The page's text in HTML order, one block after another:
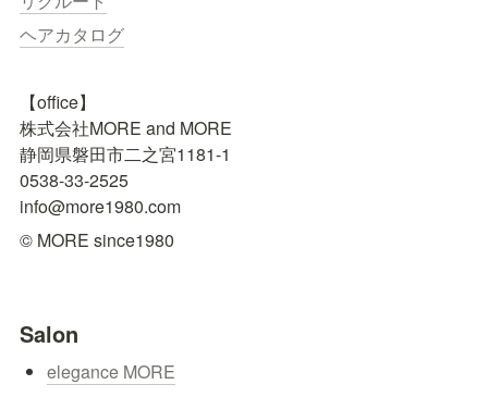
ヘアカタログ
【office】
株式会社MORE and MORE
静岡県磐田市二之宮1181-1
0538-33-2525
info@more1980.com
© MORE since1980
Salon
elegance MORE